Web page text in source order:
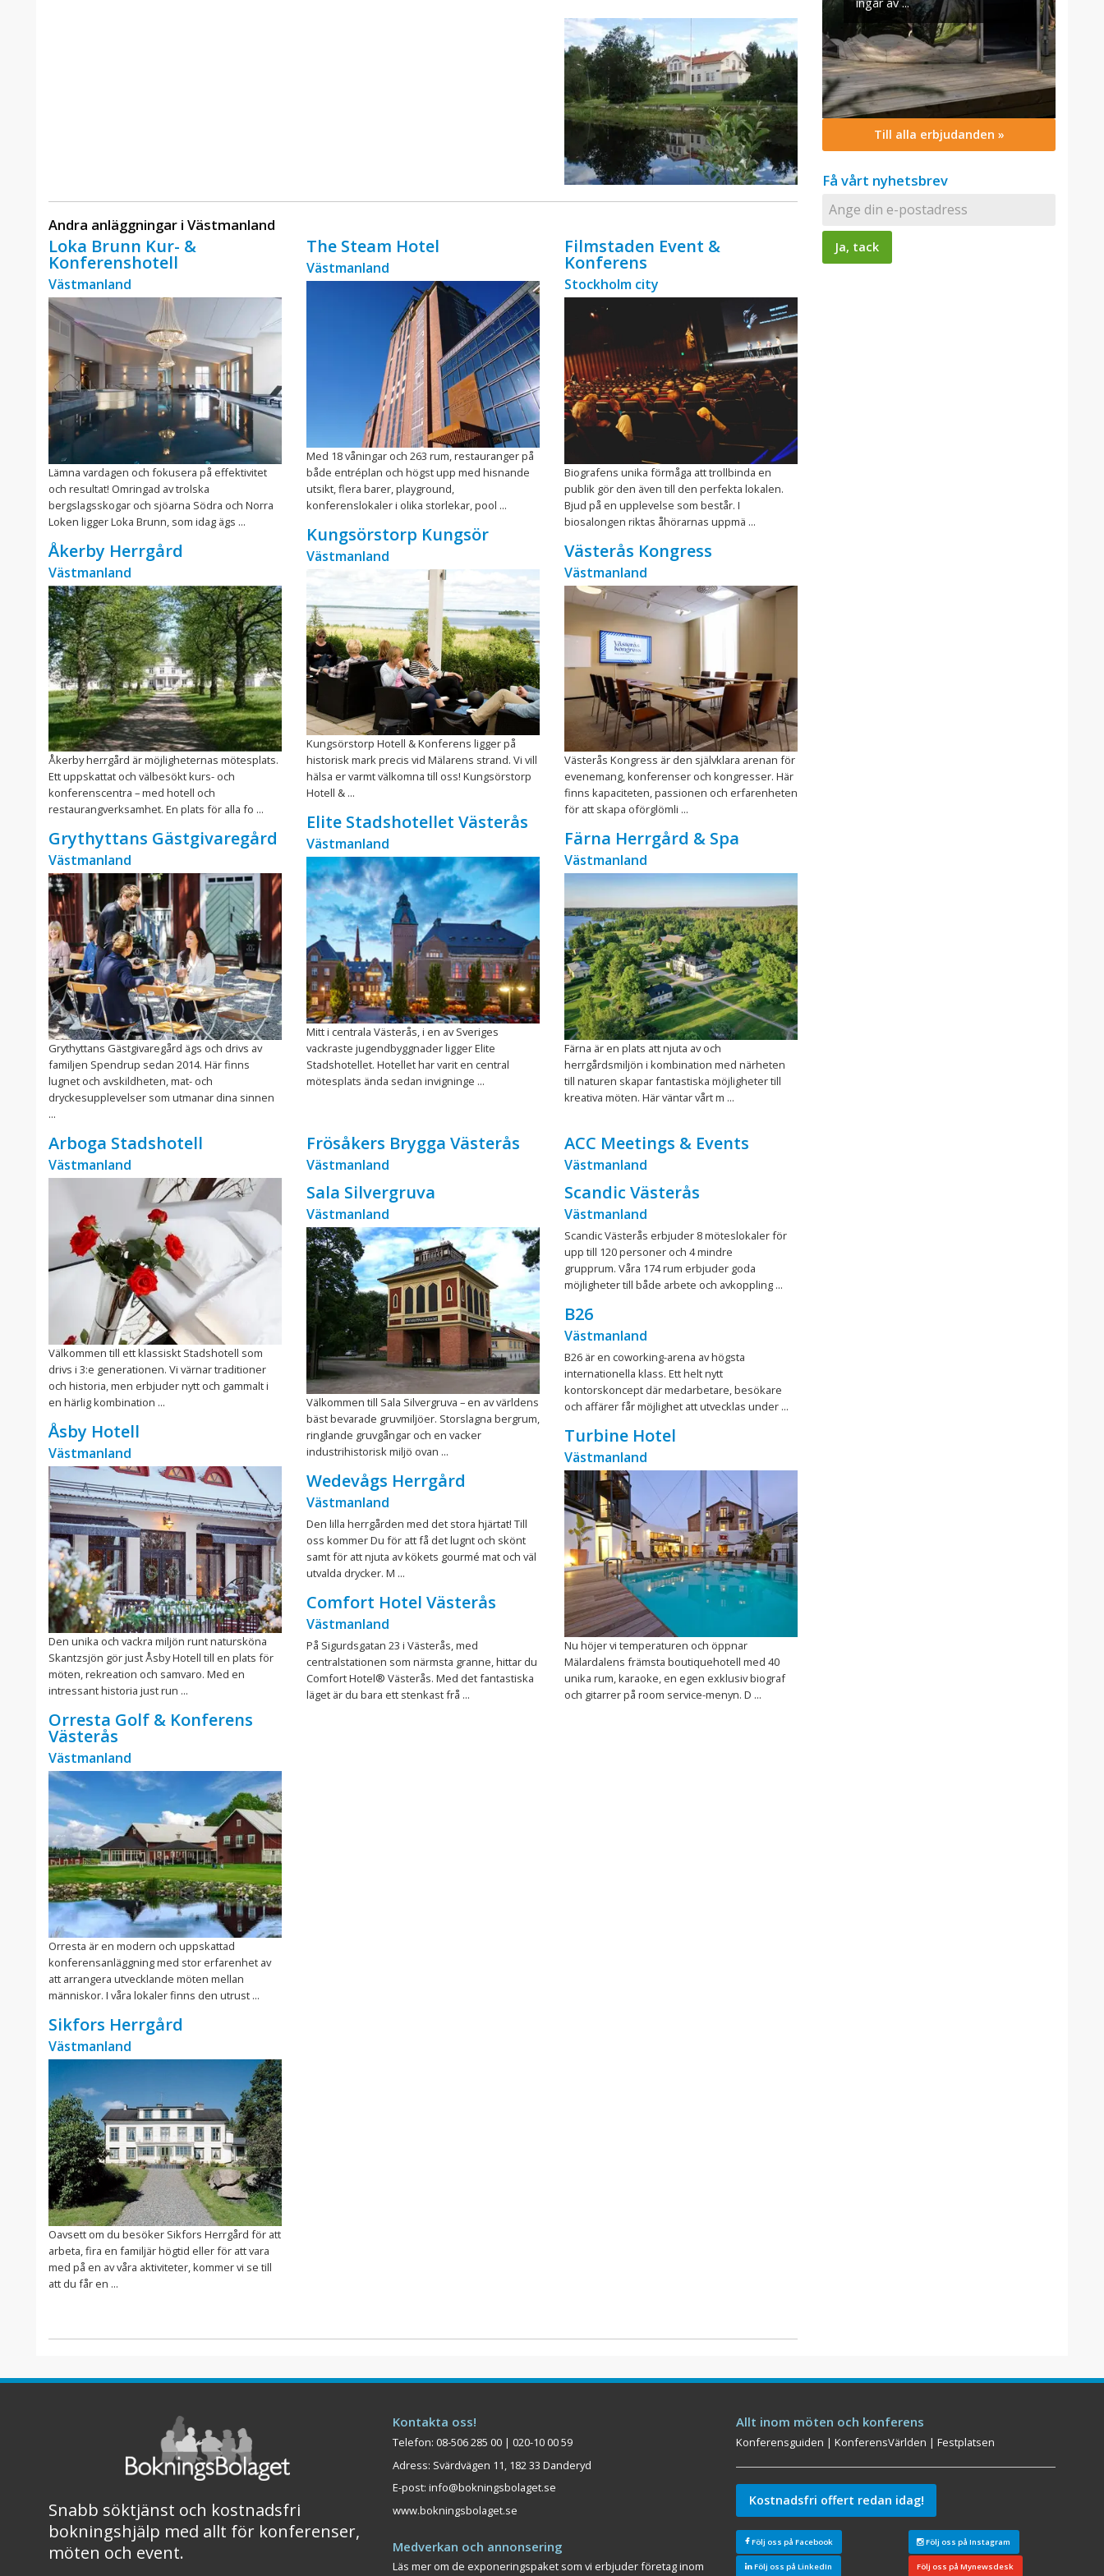
Andra anläggningar i Västmanland
Loka Brunn Kur- &
Konferenshotell
Västmanland
Lämna vardagen och fokusera på effektivitet
och resultat! Omringad av trolska
bergslagsskogar och sjöarna Södra och Norra
Loken ligger Loka Brunn, som idag ägs ...
Åkerby Herrgård
Västmanland
Åkerby herrgård är möjligheternas mötesplats.
Ett uppskattat och välbesökt kurs- och
konferenscentra – med hotell och
restaurangverksamhet. En plats för alla fo ...
Grythyttans Gästgivaregård
Västmanland
Grythyttans Gästgivaregård ägs och drivs av
familjen Spendrup sedan 2014. Här finns
lugnet och avskildheten, mat- och
dryckesupplevelser som utmanar dina sinnen
...
The Steam Hotel
Västmanland
Med 18 våningar och 263 rum, restauranger på
både entréplan och högst upp med hisnande
utsikt, flera barer, playground,
konferenslokaler i olika storlekar, pool ...
Kungsörstorp Kungsör
Västmanland
Kungsörstorp Hotell & Konferens ligger på
historisk mark precis vid Mälarens strand. Vi vill
hälsa er varmt välkomna till oss! Kungsörstorp
Hotell & ...
Elite Stadshotellet Västerås
Västmanland
Mitt i centrala Västerås, i en av Sveriges
vackraste jugendbyggnader ligger Elite
Stadshotellet. Hotellet har varit en central
mötesplats ända sedan invigninge ...
Filmstaden Event &
Konferens
Stockholm city
Biografens unika förmåga att trollbinda en
publik gör den även till den perfekta lokalen.
Bjud på en upplevelse som består. I
biosalongen riktas åhörarnas uppmä ...
Västerås Kongress
Västmanland
Västerås Kongress är den självklara arenan för
evenemang, konferenser och kongresser. Här
finns kapaciteten, passionen och erfarenheten
för att skapa oförglömli ...
Färna Herrgård & Spa
Västmanland
Färna är en plats att njuta av och
herrgårdsmiljön i kombination med närheten
till naturen skapar fantastiska möjligheter till
kreativa möten. Här väntar vårt m ...
Arboga Stadshotell
Västmanland
Välkommen till ett klassiskt Stadshotell som
drivs i 3:e generationen. Vi värnar traditioner
och historia, men erbjuder nytt och gammalt i
en härlig kombination ...
Åsby Hotell
Västmanland
Den unika och vackra miljön runt natursköna
Skantzsjön gör just Åsby Hotell till en plats för
möten, rekreation och samvaro. Med en
intressant historia just run ...
Orresta Golf & Konferens
Västerås
Västmanland
Orresta är en modern och uppskattad
konferensanläggning med stor erfarenhet av
att arrangera utvecklande möten mellan
människor. I våra lokaler finns den utrust ...
Sikfors Herrgård
Västmanland
Oavsett om du besöker Sikfors Herrgård för att
arbeta, fira en familjär högtid eller för att vara
med på en av våra aktiviteter, kommer vi se till
att du får en ...
Frösåkers Brygga Västerås
Västmanland
Sala Silvergruva
Västmanland
Välkommen till Sala Silvergruva – en av världens
bäst bevarade gruvmiljöer. Storslagna bergrum,
ringlande gruvgångar och en vacker
industrihistorisk miljö ovan ...
Wedevågs Herrgård
Västmanland
Den lilla herrgården med det stora hjärtat! Till
oss kommer Du för att få det lugnt och skönt
samt för att njuta av kökets gourmé mat och väl
utvalda drycker. M ...
Comfort Hotel Västerås
Västmanland
På Sigurdsgatan 23 i Västerås, med
centralstationen som närmsta granne, hittar du
Comfort Hotel® Västerås. Med det fantastiska
läget är du bara ett stenkast frå ...
ACC Meetings & Events
Västmanland
Scandic Västerås
Västmanland
Scandic Västerås erbjuder 8 möteslokaler för
upp till 120 personer och 4 mindre
grupprum. Våra 174 rum erbjuder goda
möjligheter till både arbete och avkoppling ...
B26
Västmanland
B26 är en coworking-arena av högsta
internationella klass. Ett helt nytt
kontorskoncept där medarbetare, besökare
och affärer får möjlighet att utvecklas under ...
Turbine Hotel
Västmanland
Nu höjer vi temperaturen och öppnar
Mälardalens främsta boutiquehotell med 40
unika rum, karaoke, en egen exklusiv biograf
och gitarrer på room service-menyn. D ...
Till alla erbjudanden »
Få vårt nyhetsbrev
Snabb söktjänst och kostnadsfri
bokningshjälp med allt för konferenser,
möten och event.
Kontakta oss!
Telefon: 08-506 285 00 | 020-10 00 59
Adress: Svärdvägen 11, 182 33 Danderyd
E-post: info@bokningsbolaget.se
www.bokningsbolaget.se
Medverkan och annonsering
Läs mer om de exponeringspaket som vi erbjuder företag inom
Allt inom möten och konferens
Konferensguiden |KonferensVärlden |Festplatsen
Kostnadsfri offert redan idag!
Följ oss på Facebook Följ oss på Instagram
Följ oss på LinkedIn Följ oss på Mynewsdesk